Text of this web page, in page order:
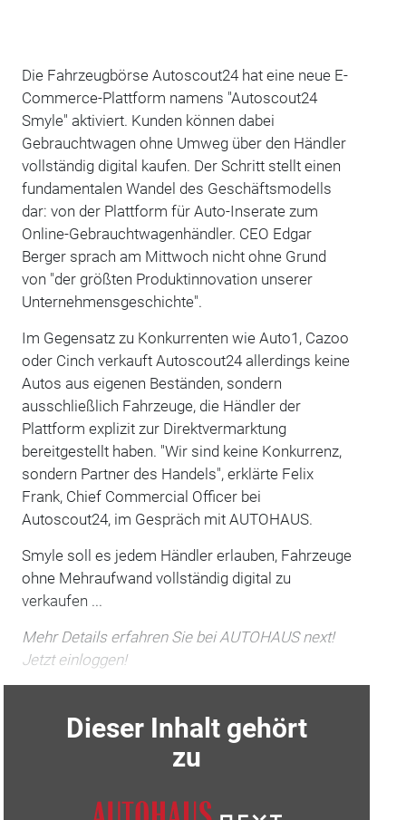
Die Fahrzeugbörse Autoscout24 hat eine neue E-
Commerce-Plattform namens "Autoscout24
Smyle" aktiviert. Kunden können dabei
Gebrauchtwagen ohne Umweg über den Händler
vollständig digital kaufen. Der Schritt stellt einen
fundamentalen Wandel des Geschäftsmodells
dar: von der Plattform für Auto-Inserate zum
Online-Gebrauchtwagenhändler. CEO Edgar
Berger sprach am Mittwoch nicht ohne Grund
von "der größten Produktinnovation unserer
Unternehmensgeschichte".
Im Gegensatz zu Konkurrenten wie Auto1, Cazoo
oder Cinch verkauft Autoscout24 allerdings keine
Autos aus eigenen Beständen, sondern
ausschließlich Fahrzeuge, die Händler der
Plattform explizit zur Direktvermarktung
bereitgestellt haben. "Wir sind keine Konkurrenz,
sondern Partner des Handels", erklärte Felix
Frank, Chief Commercial Officer bei
Autoscout24, im Gespräch mit AUTOHAUS.
Smyle soll es jedem Händler erlauben, Fahrzeuge
ohne Mehraufwand vollständig digital zu
verkaufen ...
Mehr Details erfahren Sie bei AUTOHAUS next!
Jetzt einloggen!
Dieser Inhalt gehört
zu